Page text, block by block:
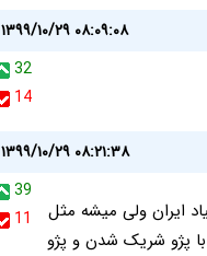
۱۳۹۹/۱۰/۲۹ ۰۸:۰۹:۰۸
32
14
۱۳۹۹/۱۰/۲۹ ۰۸:۲۱:۳۸
39
11
ایران ولی میشه مثل
با پژو شریک شدن و پژو